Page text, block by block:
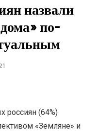
назвали
по-
россиян (64%)
«Земляне» и